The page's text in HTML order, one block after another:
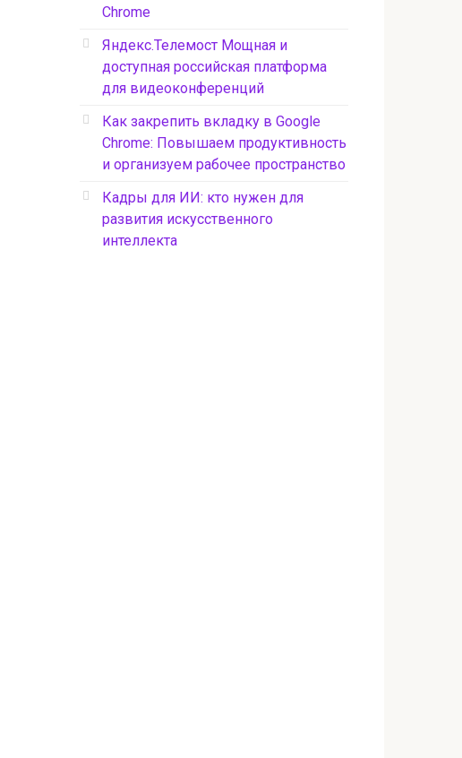
Chrome
Яндекс.Телемост Мощная и
доступная российская платформа
для видеоконференций
Как закрепить вкладку в Google
Chrome: Повышаем продуктивность
и организуем рабочее пространство
Кадры для ИИ: кто нужен для
развития искусственного
интеллекта